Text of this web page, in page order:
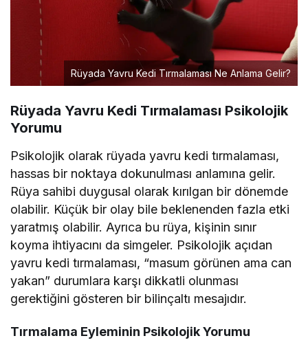
Rüyada Yavru Kedi Tırmalaması Ne Anlama Gelir?
Rüyada Yavru Kedi Tırmalaması Psikolojik
Yorumu
Psikolojik olarak rüyada yavru kedi tırmalaması,
hassas bir noktaya dokunulması anlamına gelir.
Rüya sahibi duygusal olarak kırılgan bir dönemde
olabilir. Küçük bir olay bile beklenenden fazla etki
yaratmış olabilir. Ayrıca bu rüya, kişinin sınır
koyma ihtiyacını da simgeler. Psikolojik açıdan
yavru kedi tırmalaması, “masum görünen ama can
yakan” durumlara karşı dikkatli olunması
gerektiğini gösteren bir bilinçaltı mesajıdır.
Tırmalama Eyleminin Psikolojik Yorumu